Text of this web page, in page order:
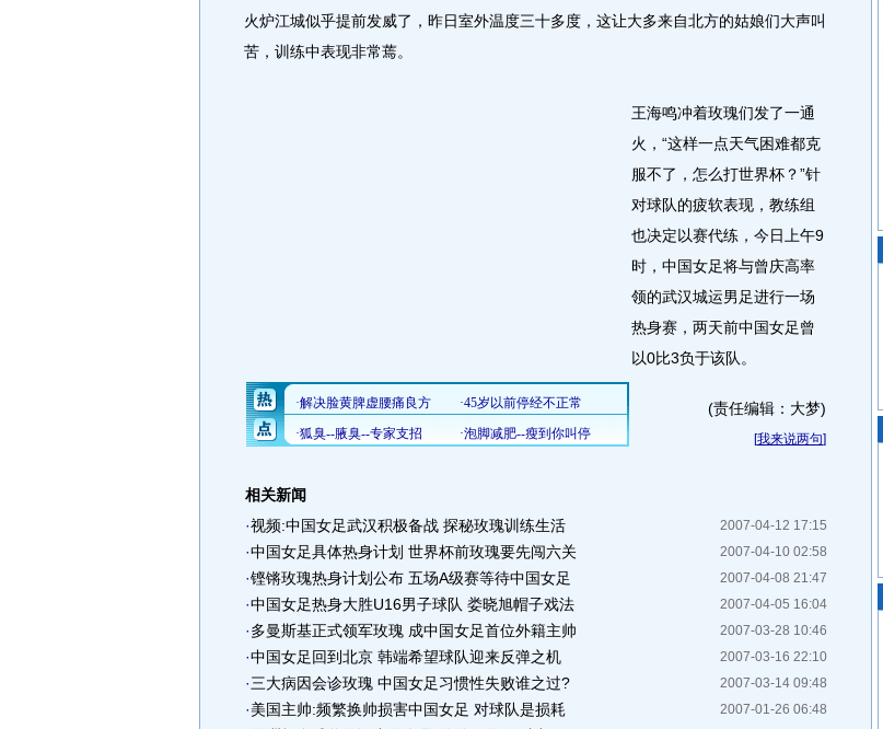
火炉江城似乎提前发威了，昨日室外温度三十多度，这让大多来自北方的姑娘们大声叫
苦，训练中表现非常蔫。
王海鸣冲着玫瑰们发了一通
火，“这样一点天气困难都克
服不了，怎么打世界杯？”针
对球队的疲软表现，教练组
也决定以赛代练，今日上午9
时，中国女足将与曾庆高率
领的武汉城运男足进行一场
热身赛，两天前中国女足曾
以0比3负于该队。
(责任编辑：大梦)
[我来说两句]
相关新闻
2007-04-12 17:15
·视频:中国女足武汉积极备战 探秘玫瑰训练生活
2007-04-10 02:58
·中国女足具体热身计划 世界杯前玫瑰要先闯六关
2007-04-08 21:47
·铿锵玫瑰热身计划公布 五场A级赛等待中国女足
2007-04-05 16:04
·中国女足热身大胜U16男子球队 娄晓旭帽子戏法
2007-03-28 10:46
·多曼斯基正式领军玫瑰 成中国女足首位外籍主帅
2007-03-16 22:10
·中国女足回到北京 韩端希望球队迎来反弹之机
2007-03-14 09:48
·三大病因会诊玫瑰 中国女足习惯性失败谁之过?
2007-01-26 06:48
·美国主帅:频繁换帅损害中国女足 对球队是损耗